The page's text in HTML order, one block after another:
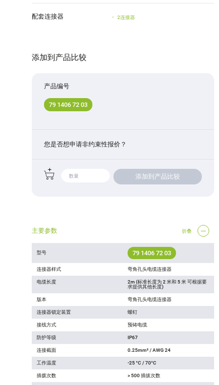
配套连接器 2连接器
添加到产品比较
产品编号
79 1406 72 03
您是否想申请非约束性报价？
添加到产品比较
主要参数 折叠
型号 79 1406 72 03
连接器样式 弯角孔头电缆连接器
电缆长度
2m (标准长度为 2 米和 5 米 可根据要
求提供其他长度)
版本 弯角孔头电缆连接器
连接器锁定装置 螺钉
接线方式 预铸电缆
防护等级 IP67
连接截面 0.25mm² / AWG 24
工作温度 -25 °C / 70°C
插拨次数 > 500 插拔次数